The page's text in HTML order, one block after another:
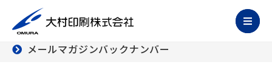
メールマガジンバックナンバー